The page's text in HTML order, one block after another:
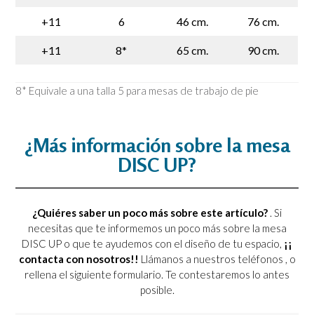
+11 6 46 cm. 76 cm.
+11 8* 65 cm. 90 cm.
8* Equivale a una talla 5 para mesas de trabajo de pie
¿Más información sobre la mesa
DISC UP?
¿Quiéres saber un poco más sobre este artículo? . Si
necesitas que te informemos un poco más sobre la mesa
DISC UP o que te ayudemos con el diseño de tu espacio, ¡¡
contacta con nosotros!! Llámanos a nuestros teléfonos , o
rellena el siguiente formulario. Te contestaremos lo antes
posible.